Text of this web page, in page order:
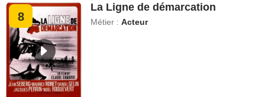
8
La Ligne de démarcation
Métier :Acteur